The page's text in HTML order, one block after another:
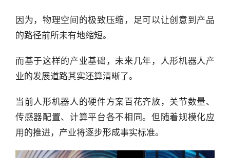
因为，物理空间的极致压缩，足可以让创意到产品
的路径前所未有地缩短。
而基于这样的产业基础，未来几年，人形机器人产
业的发展道路其实还算清晰了。
当前人形机器人的硬件方案百花齐放，关节数量、
传感器配置、计算平台各不相同。但随着规模化应
用的推进，产业将逐步形成事实标准。